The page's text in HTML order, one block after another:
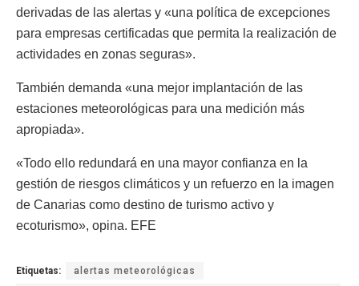
derivadas de las alertas y «una política de excepciones
para empresas certificadas que permita la realización de
actividades en zonas seguras».
También demanda «una mejor implantación de las
estaciones meteorológicas para una medición más
apropiada».
«Todo ello redundará en una mayor confianza en la
gestión de riesgos climáticos y un refuerzo en la imagen
de Canarias como destino de turismo activo y
ecoturismo», opina. EFE
Etiquetas:
alertas meteorológicas